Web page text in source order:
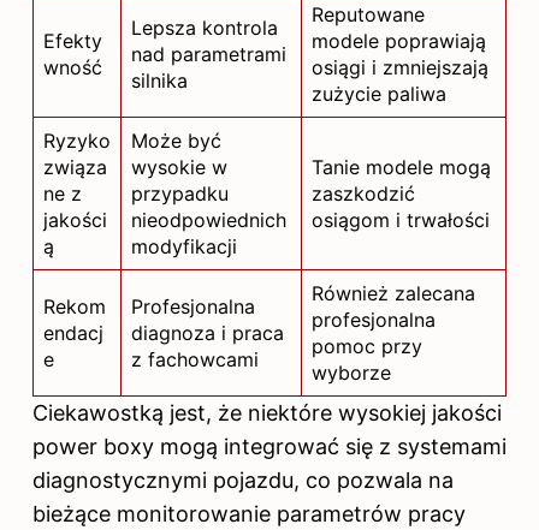
Efekty
wność
Lepsza kontrola
nad parametrami
silnika
Reputowane
modele poprawiają
osiągi i zmniejszają
zużycie paliwa
Ryzyko
związa
ne z
jakości
ą
Może być
wysokie w
przypadku
nieodpowiednich
modyfikacji
Tanie modele mogą
zaszkodzić
osiągom i trwałości
Rekom
endacj
e
Profesjonalna
diagnoza i praca
z fachowcami
Również zalecana
profesjonalna
pomoc przy
wyborze
Ciekawostką jest, że niektóre wysokiej jakości
power boxy mogą integrować się z systemami
diagnostycznymi pojazdu, co pozwala na
bieżące monitorowanie parametrów pracy